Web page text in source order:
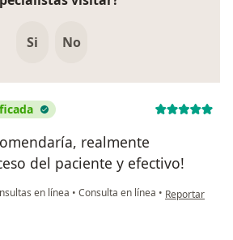
Si No
realmente
del paciente y efectivo!
en línea • Consulta en línea • en opinión del
Reportar